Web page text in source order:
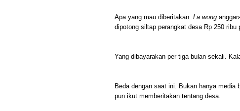
Apa yang mau diberitakan. La wong
dipotong siltap perangkat desa Rp 250 ribu
Yang dibayarakan per tiga bulan sekali.
Beda dengan saat ini. Bukan hanya media
pun ikut memberitakan tentang desa.